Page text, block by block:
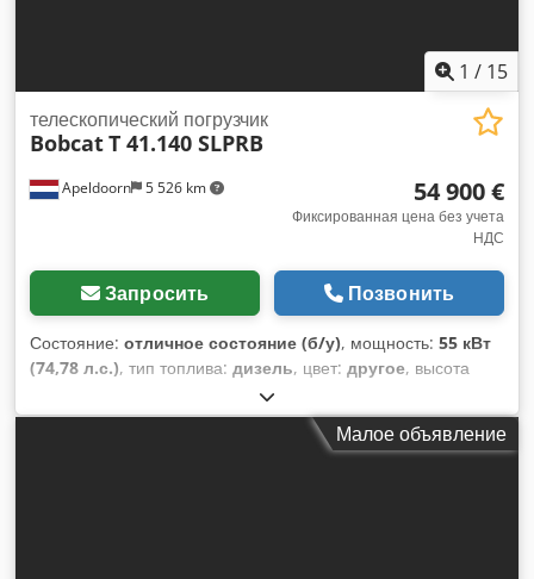
1 / 15
Apeldoorn 5 526 km
телескопический погрузчик
BobcatT 41.140 SLPRB
54 900 €
Фиксированная цена без учета
НДС
Запросить Позвонить
Состояние: отличное состояние (б/у), мощность: 55 кВт
(74,78 л.с.), тип топлива: дизель, цвет: другое, высота
, тип мачты:
2022, моточасы:1 210 h, Общая информация Год выпуска:
2022 Техническая информация Количество цилиндров: 4
Малое объявление